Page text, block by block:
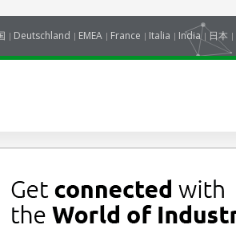
Deutschland EMEA France Italia India 日本